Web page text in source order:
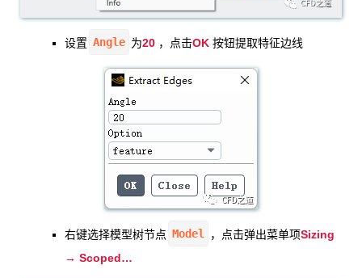
设置 Angle 为20 ，点击OK 按钮提取特征边线
右键选择模型树节点 Model ，点击弹出菜单项Sizing
→ Scoped…